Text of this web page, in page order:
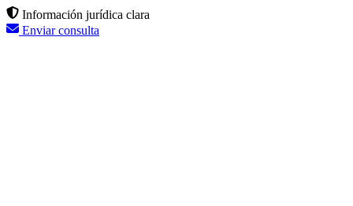
Información jurídica clara
Enviar consulta